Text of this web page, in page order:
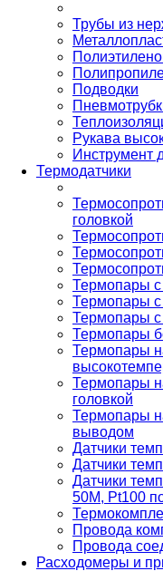
Трубы из
Подводки
Рукава
Инструмент
Термодатчики
головкой
Термопары с
Термопары
Термопары
Термопары
Термопары
Термопары
головкой
Термопары
выводом
Датчики
Датчики
Датчики
50М, Pt100
Провода
Провода
Расходомеры и